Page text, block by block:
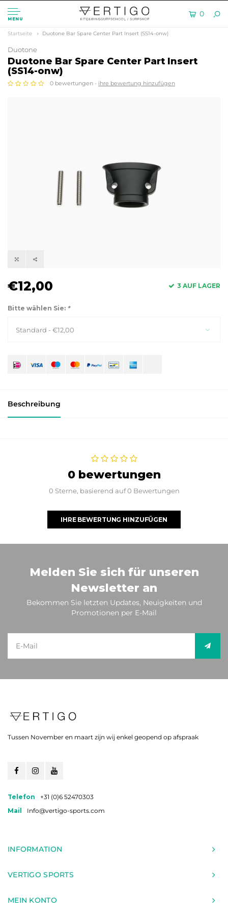
MENU
0
Startseite Duotone Bar Spare Center Part Insert (SS14-onw)
Duotone
Duotone Bar Spare Center Part Insert
(SS14-onw)
0 bewertungen - ihre bewertung hinzufügen
€12,00 3 AUF LAGER
Bitte wählen Sie: *
Standard - €12,00
Beschreibung
0 bewertungen
0 Sterne, basierend auf 0 Bewertungen
IHRE BEWERTUNG HINZUFÜGEN
Melden Sie sich für unseren
Newsletter an
Bekommen Sie letzten Updates, Neuigkeiten und
Promotionen per E-Mail
Tussen November en maart zijn wij enkel geopend op afspraak
Telefon
+31 (0)6 52470303
Mail
Info@vertigo-sports.com
INFORMATION
VERTIGO SPORTS
MEIN KONTO